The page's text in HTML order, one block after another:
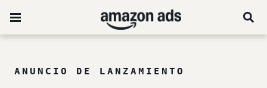
ANUNCIO DE LANZAMIENTO